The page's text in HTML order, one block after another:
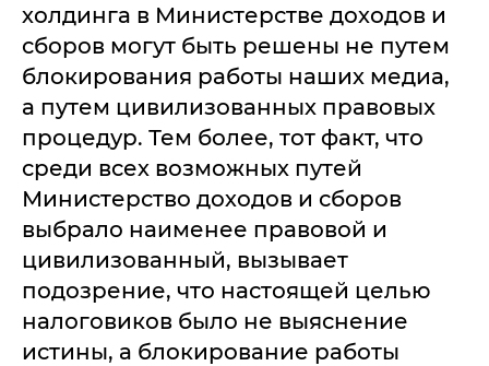
холдинга в Министерстве доходов и
сборов могут быть решены не путем
блокирования работы наших медиа,
а путем цивилизованных правовых
процедур. Тем более, тот факт, что
среди всех возможных путей
Министерство доходов и сборов
выбрало наименее правовой и
цивилизованный, вызывает
подозрение, что настоящей целью
налоговиков было не выяснение
истины, а блокирование работы